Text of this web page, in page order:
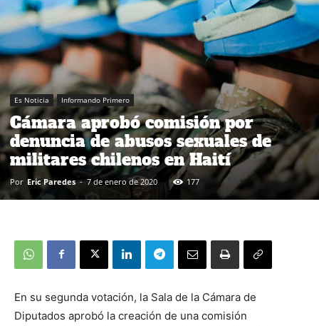
Es Noticia Informando Primero
Cámara aprobó comisión por
denuncia de abusos sexuales de
militares chilenos en Haití
Por Eric Paredes - 7 de enero de 2020 177
En su segunda votación, la Sala de la Cámara de
Diputados aprobó la creación de una comisión